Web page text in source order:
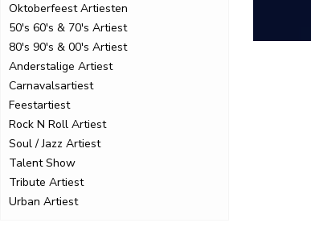
Oktoberfeest Artiesten
50's 60's & 70's Artiest
80's 90's & 00's Artiest
Anderstalige Artiest
Carnavalsartiest
Feestartiest
Rock N Roll Artiest
Soul / Jazz Artiest
Talent Show
Tribute Artiest
Urban Artiest